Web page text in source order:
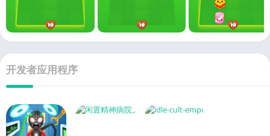
开发者应用程序